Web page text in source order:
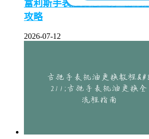
富利斯手表起雾怎么办–富利
攻略
2026-07-12